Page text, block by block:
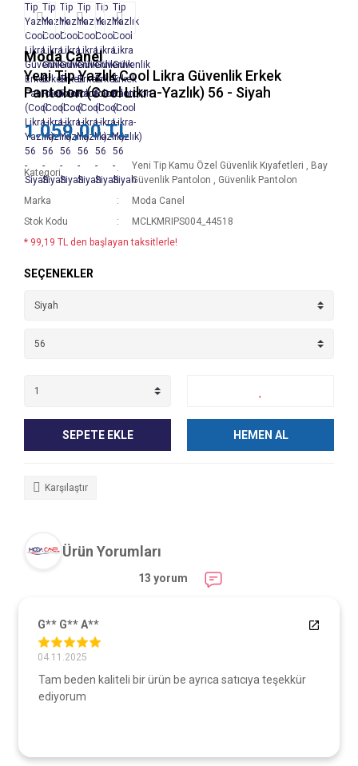
Moda Canel
Yeni Tip Yazlık Cool Likra Güvenlik Erkek
Pantolon (Cool Likra-Yazlık) 56 - Siyah
1.059,00 TL
Kategori
Yeni Tip Kamu Özel Güvenlik Kıyafetleri , Bay
Güvenlik Pantolon , Güvenlik Pantolon
Marka
Moda Canel
Stok Kodu
MCLKMRIPS004_44518
* 99,19 TL den başlayan taksitlerle!
SEÇENEKLER
SEPETE EKLE HEMEN AL
Karşılaştır
Ürün Yorumları
13 yorum
G** G** A**
04.11.2025
Tam beden kaliteli bir ürün be ayrıca satıcıya teşekkür
ediyorum